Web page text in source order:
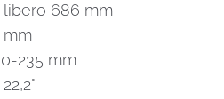
libero 686 mm
mm
235 mm